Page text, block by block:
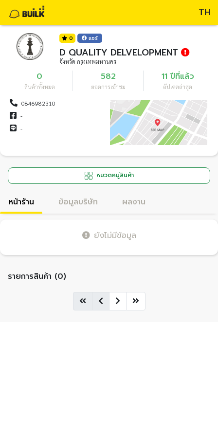
TH
0 แชร์
D QUALITY DELVELOPMENT
จังหวัด กรุงเทพมหานคร
0
สินค้าทั้งหมด
582
ยอดการเข้าชม
11 ปีที่แล้ว
อัปเดตล่าสุด
0846982310
-
-
หมวดหมู่สินค้า
หน้าร้าน ข้อมูลบริษัท ผลงาน
ยังไม่มีข้อมูล
รายการสินค้า (0)